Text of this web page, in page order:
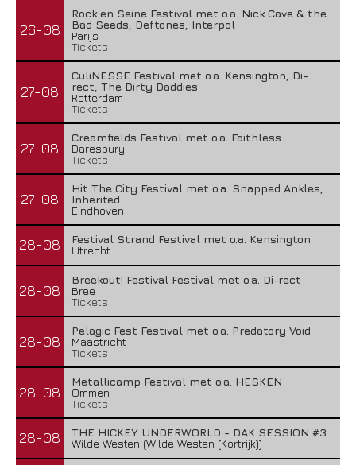
26-08
Rock en Seine Festival met o.a. Nick Cave & the
Bad Seeds, Deftones, Interpol
Parijs
Tickets
27-08
CuliNESSE Festival met o.a. Kensington, Di-
rect, The Dirty Daddies
Rotterdam
Tickets
27-08
Creamfields Festival met o.a. Faithless
Daresbury
Tickets
27-08
Hit The City Festival met o.a. Snapped Ankles,
Inherited
Eindhoven
28-08
Festival Strand Festival met o.a. Kensington
Utrecht
28-08
Breekout! Festival Festival met o.a. Di-rect
Bree
Tickets
28-08
Pelagic Fest Festival met o.a. Predatory Void
Maastricht
Tickets
28-08
Metallicamp Festival met o.a. HESKEN
Ommen
Tickets
28-08
THE HICKEY UNDERWORLD - DAK SESSION #3
Wilde Westen (Wilde Westen (Kortrijk))